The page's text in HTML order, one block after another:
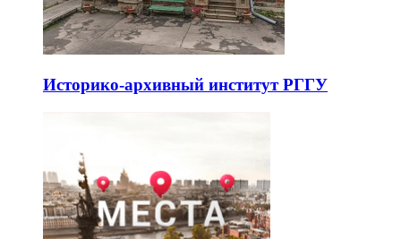
Историко-архивный институт РГГУ